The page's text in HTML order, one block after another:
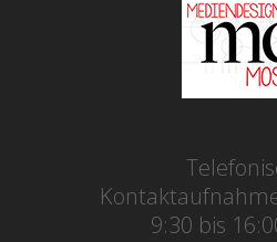
9:30 bis